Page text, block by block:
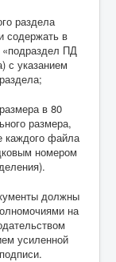
раздела
содержать в
ПД
с указанием
в 80
размера,
каждого файла
номером
должны
на
усиленной